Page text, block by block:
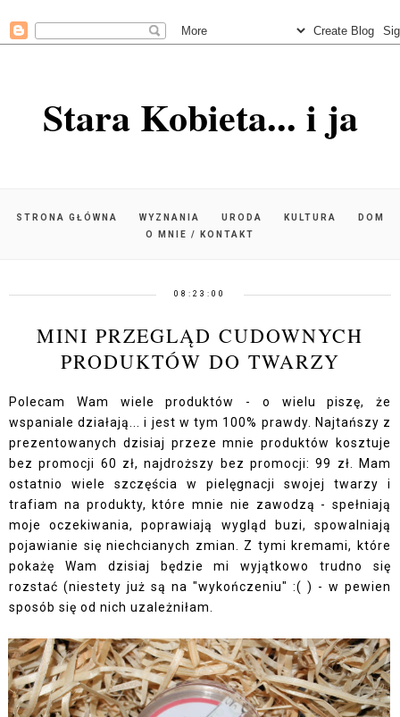
Stara Kobieta... i ja
STRONA GŁÓWNA WYZNANIA URODA KULTURA
DOM
O MNIE / KONTAKT
08:23:00
MINI PRZEGLĄD CUDOWNYCH
PRODUKTÓW DO TWARZY
Polecam Wam wiele produktów - o wielu piszę, że
wspaniale działają... i jest w tym 100% prawdy. Najtańszy z
prezentowanych dzisiaj przeze mnie produktów kosztuje
bez promocji 60 zł, najdroższy bez promocji: 99 zł. Mam
ostatnio wiele szczęścia w pielęgnacji swojej twarzy i
trafiam na produkty, które mnie nie zawodzą - spełniają
moje oczekiwania, poprawiają wygląd buzi, spowalniają
pojawianie się niechcianych zmian. Z tymi kremami, które
pokażę Wam dzisiaj będzie mi wyjątkowo trudno się
rozstać (niestety już są na "wykończeniu" :( ) - w pewien
sposób się od nich uzależniłam.